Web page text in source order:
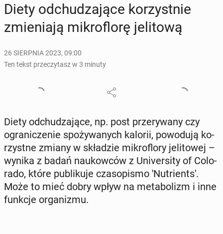
Diety od­chu­dza­ją­ce ko­rzyst­nie
zmie­nia­ją mi­kro­flo­rę je­li­to­wą
26 SIERPNIA 2023, 09:00
Ten tekst przeczytasz w 3 minuty
Diety od­chu­dza­ją­ce, np. post prze­ry­wa­ny czy
ogra­ni­cze­nie spo­ży­wa­nych kalorii, po­wo­du­ją ko­
rzyst­ne zmiany w skła­dzie mi­kro­flo­ry je­li­to­wej –
wynika z badań na­ukow­ców z Uni­ver­si­ty of Co­lo­
ra­do, które pu­bli­ku­je cza­so­pi­smo 'Nu­trient­s'.
Może to mieć dobry wpływ na me­ta­bo­lizm i inne
funkcje or­ga­ni­zmu.